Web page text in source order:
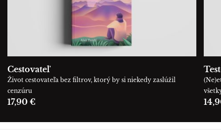
Cestovateľ
Život cestovateľa bez filtrov, ktorý by si niekedy zaslúžil
cenzúru
17,90 €